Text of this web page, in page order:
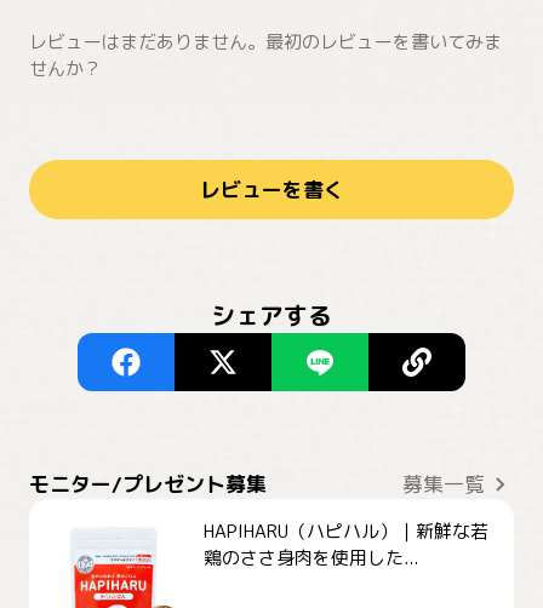
レビューはまだありません。最初のレビューを書いてみま
せんか？
レビューを書く
シェアする
モニター/プレゼント募集 募集一覧
HAPIHARU（ハピハル）｜新鮮な若
鶏のささ身肉を使用した...